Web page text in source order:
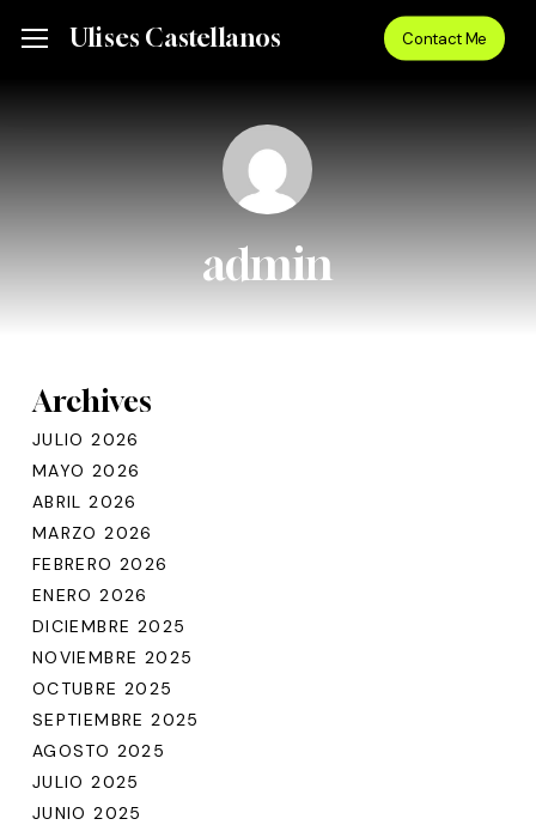
MenuUlises Castellanos Contact Me
admin
Archives
JULIO 2026
MAYO 2026
ABRIL 2026
MARZO 2026
FEBRERO 2026
ENERO 2026
DICIEMBRE 2025
NOVIEMBRE 2025
OCTUBRE 2025
SEPTIEMBRE 2025
AGOSTO 2025
JULIO 2025
JUNIO 2025